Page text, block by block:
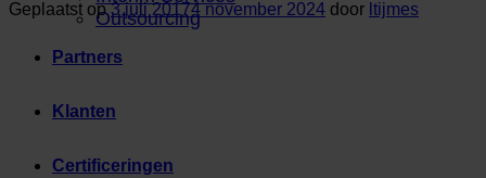
Outsourcing
Partners
Klanten
Certificeringen
Geplaatst op3 juli 20174 november 2024 door ltijmes